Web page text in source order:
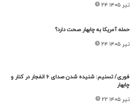
۲۴ تیر ۱۴۰۵
حمله آمریکا به چابهار صحت دارد؟
۲۴ تیر ۱۴۰۵
فوری/ تسنیم: شنیده شدن صدای ۶ انفجار در کنار و
چابهار
۲۲ تیر ۱۴۰۵